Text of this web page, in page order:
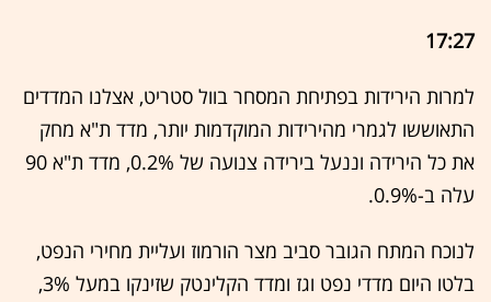
17:27
למרות הירידות בפתיחת המסחר בוול סטריט, אצלנו המדדים
התאוששו לגמרי מהירידות המוקדמות יותר, מדד ת"א מחק
את כל הירידה וננעל בירידה צנועה של 0.2%, מדד ת"א 90
עלה ב-0.9%.
לנוכח המתח הגובר סביב מצר הורמוז ועליית מחירי הנפט,
בלטו היום מדדי נפט וגז ומדד הקלינטק שזינקו במעל 3%,